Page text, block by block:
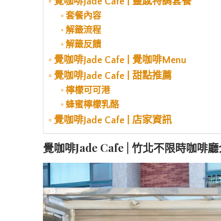
套餐內容
解籤流程
解籤反饋
覺咖啡Jade Cafe | 覺咖啡Menu
覺咖啡Jade Cafe | 甜點推薦
檸檬可可港
蜂蜜檸檬乳酪
覺咖啡Jade Cafe | 店家資訊
覺咖啡Jade Cafe | 竹北不限時咖啡